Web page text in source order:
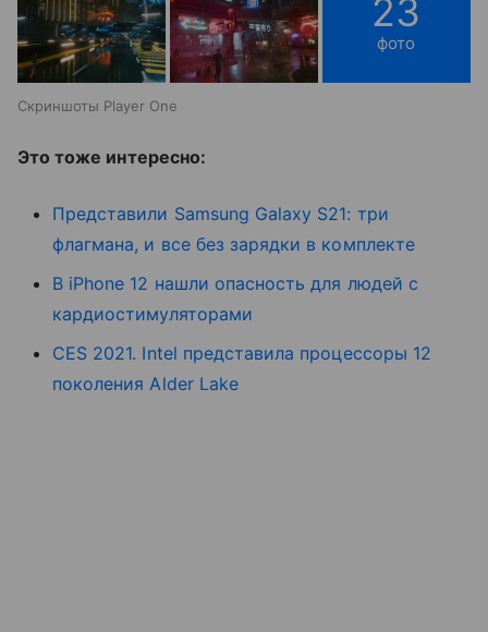
23
фото
Скриншоты Player One
Это тоже интересно:
Представили Samsung Galaxy S21: три
флагмана, и все без зарядки в комплекте
В iPhone 12 нашли опасность для людей с
кардиостимуляторами
CES 2021. Intel представила процессоры 12
поколения Alder Lake